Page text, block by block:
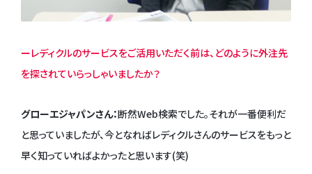
ーレディクルのサービスをご活用いただく前は、どのように外注先
を探されていらっしゃいましたか？
グローエジャパンさん：断然Web検索でした。それが一番便利だ
と思っていましたが、今となればレディクルさんのサービスをもっと
早く知っていればよかったと思います(笑)